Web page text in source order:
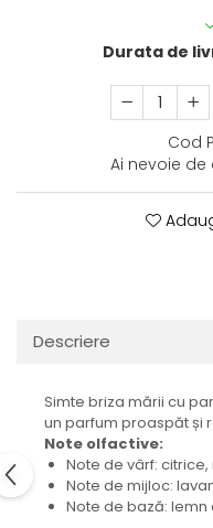
Durata de
Cod
Ai nevoie de
Descriere
Simte briza mării cu
un parfum proaspăt și
Note olfactive:
Note de vârf:
Note de mijloc:
Note de bază: lemn